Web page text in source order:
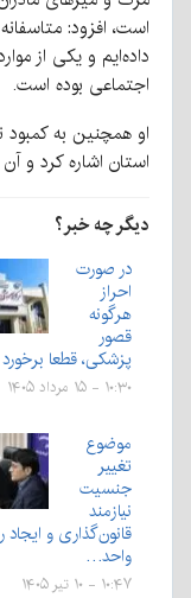
است، افزود:
داده‌ایم و یکی از
اجتماعی بوده است.
او همچنین به
استان اشاره کرد و
دیگر چه خبر؟
در صورت
احراز
هرگونه
قصور
پزشکی، قطعا
۱۰:۳۰ - ۱۵ مرداد ۱۴۰۵
موضوع
تغییر
جنسیت
نیازمند
قانون‌گذاری و ایجاد
واحد…
۱۰:۴۷ - ۱۰ تیر ۱۴۰۵